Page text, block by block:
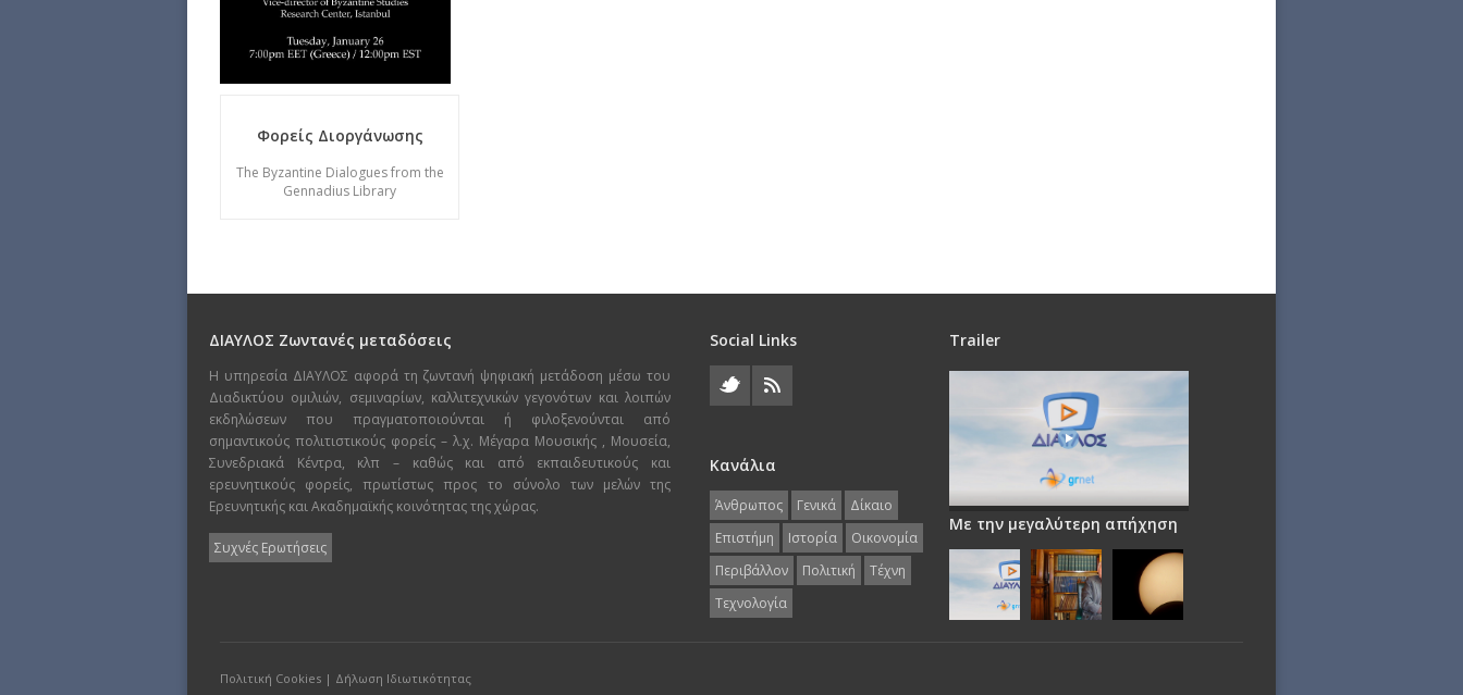
Φορείς Διοργάνωσης
The Byzantine Dialogues from the
Gennadius Library
ΔΙΑΥΛΟΣ Ζωντανές μεταδόσεις
Η υπηρεσία ΔΙΑΥΛΟΣ αφορά τη ζωντανή ψηφιακή μετάδοση μέσω του
Διαδικτύου ομιλιών, σεμιναρίων, καλλιτεχνικών γεγονότων και λοιπών
εκδηλώσεων που πραγματοποιούνται ή φιλοξενούνται από
σημαντικούς πολιτιστικούς φορείς – λ.χ. Μέγαρα Μουσικής , Μουσεία,
Συνεδριακά Κέντρα, κλπ – καθώς και από εκπαιδευτικούς και
ερευνητικούς φορείς, πρωτίστως προς το σύνολο των μελών της
Ερευνητικής και Ακαδημαϊκής κοινότητας της χώρας.
Συχνές Ερωτήσεις
Social Links
Κανάλια
Άνθρωπος Γενικά
Δίκαιο
Επιστήμη
Ιστορία
Οικονομία
Περιβάλλον
Πολιτική
Τέχνη
Τεχνολογία
Trailer
Με την μεγαλύτερη απήχηση
Πολιτική Cookies | Δήλωση Ιδιωτικότητας